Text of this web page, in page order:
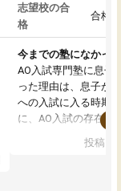
志望校の合
格
合格した
今までの塾になかった
AO入試専門塾に息子を
った理由は、息子が高校
への入試に入る時期に差
に、AO入試の存在を息
たことから、AOIに入塾
投稿日：